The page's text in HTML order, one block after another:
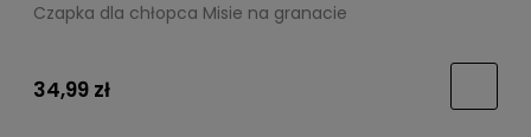
Czapka dla chłopca Misie na granacie
34,99 zł